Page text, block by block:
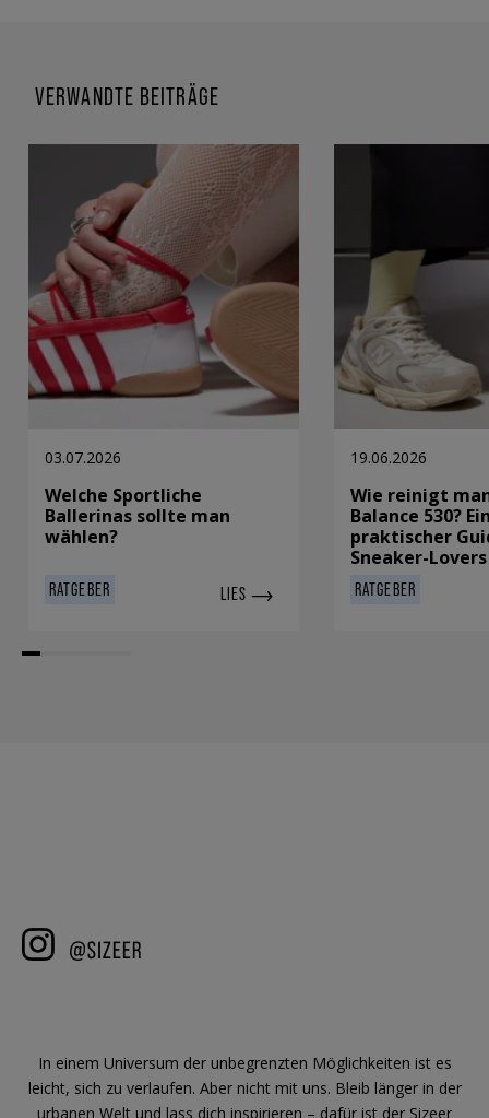
VERWANDTE BEITRÄGE
03.07.2026
Welche Sportliche
Ballerinas sollte man
wählen?
RATGEBER LIES
19.06.2026
Wie reinigt
Balance 530?
praktischer
Sneaker-Lovers
RATGEBER
In einem Universum der unbegrenzten Möglichkeiten ist es
leicht, sich zu verlaufen. Aber nicht mit uns. Bleib länger in der
urbanen Welt und lass dich inspirieren – dafür ist der Sizeer